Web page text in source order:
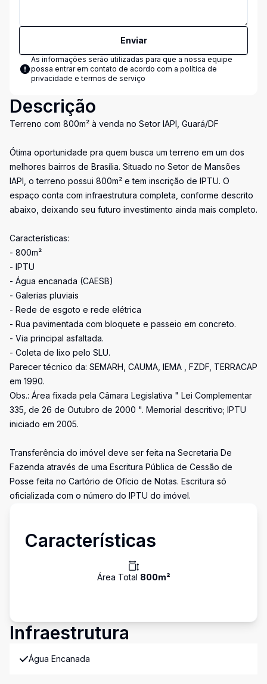
Enviar
As informações serão utilizadas para que a nossa equipe
possa entrar em contato de acordo com a política de
privacidade e termos de serviço
Descrição
Terreno com 800m² à venda no Setor IAPI, Guará/DF
Ótima oportunidade pra quem busca um terreno em um dos
melhores bairros de Brasília. Situado no Setor de Mansões
IAPI, o terreno possui 800m² e tem inscrição de IPTU. O
espaço conta com infraestrutura completa, conforme descrito
abaixo, deixando seu futuro investimento ainda mais completo.
Características:
- 800m²
- IPTU
- Água encanada (CAESB)
- Galerias pluviais
- Rede de esgoto e rede elétrica
- Rua pavimentada com bloquete e passeio em concreto.
- Via principal asfaltada.
- Coleta de lixo pelo SLU.
Parecer técnico da: SEMARH, CAUMA, IEMA , FZDF, TERRACAP
em 1990.
Obs.: Área fixada pela Câmara Legislativa " Lei Complementar
335, de 26 de Outubro de 2000 ". Memorial descritivo; IPTU
iniciado em 2005.
Transferência do imóvel deve ser feita na Secretaria De
Fazenda através de uma Escritura Pública de Cessão de
Posse feita no Cartório de Ofício de Notas. Escritura só
oficializada com o número do IPTU do imóvel.
Características
Área Total 800m²
Infraestrutura
Água Encanada